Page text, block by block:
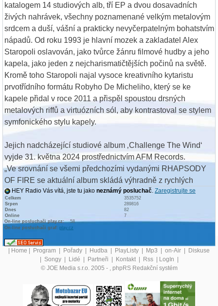
katalogem 14 studiových alb, tří EP a dvou dosavadních
živých nahrávek, všechny poznamenané velkým metalovým
srdcem a duší, vášní a prakticky nevyčerpatelným bohatstvím
nápadů. Od roku 1993 je hlavní mozek a zakladatel Alex
Staropoli oslavován, jako tvůrce žánru filmové hudby a jeho
kapela, jako jeden z nejcharismatičtějších počinů na světě.
Kromě toho Staropoli najal vysoce kreativního kytaristu
prvotřídního formátu Robyho De Micheliho, který se ke
kapele přidal v roce 2011 a přispěl spoustou drsných
metalových riffů a virtuózních sól, aby kontrastoval se stylem
symfonického stylu kapely.
Jejich nadcházející studiové album ‚Challenge The Wind‘
vyjde 31. května 2024 prostřednictvím AFM Records.
„Ve srovnání se všemi předchozími vydanými RHAPSODY
OF FIRE se aktuální album skládá výhradně z rychlých
skladeb, nenajdete jedinou baladu,“ prozrazuje skladatel a
klávesista. "Žádná z našich dalších desek neobsahovala
tolik čistého a nefalšovaného metalu jako "Challenge The
Wind"!"
Nyní RHAPSODY OF FIRE představují druhý singl a titulní
„Nový singl „Challenge The Wind“ je dalším silným
hudebním prohlášením kapely. Rychlost, energie,
orchestrace, kytary i úžasné vokály a sbory; opravdu epická
HEY Radio Vás vítá, jste tu jako neznámý posluchač. Zaregistrujte se
Celkem
3535752
Srpen
289816
Dnes
82
Online
7
On-line posluchači play.cz:
58
On-line posluchači graf: play.cz
Home Program Pořady Hudba PlayListy Mp3 on-Air
Diskuse
Songy Lidé Partneři Kontakt Rss LogIn
© JOE Media s.r.o. 2005 - , phpRS Redakční systém